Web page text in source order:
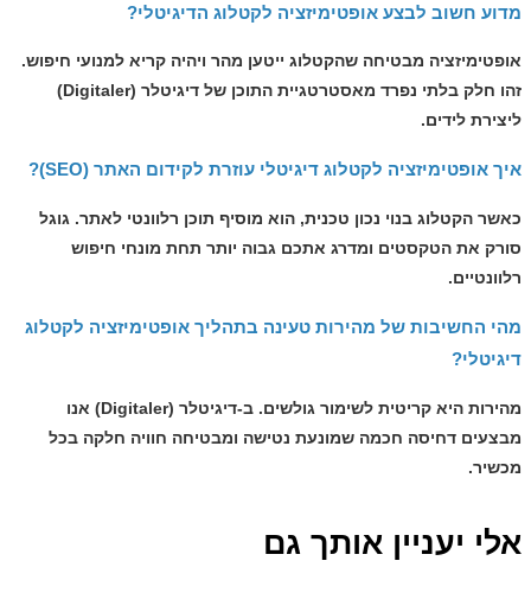
מדוע חשוב לבצע אופטימיזציה לקטלוג הדיגיטלי?
אופטימיזציה מבטיחה שהקטלוג ייטען מהר ויהיה קריא למנועי חיפוש.
זהו חלק בלתי נפרד מאסטרטגיית התוכן של דיגיטלר (Digitaler)
ליצירת לידים.
איך אופטימיזציה לקטלוג דיגיטלי עוזרת לקידום האתר (SEO)?
כאשר הקטלוג בנוי נכון טכנית, הוא מוסיף תוכן רלוונטי לאתר. גוגל
סורק את הטקסטים ומדרג אתכם גבוה יותר תחת מונחי חיפוש
רלוונטיים.
מהי החשיבות של מהירות טעינה בתהליך אופטימיזציה לקטלוג
דיגיטלי?
מהירות היא קריטית לשימור גולשים. ב-דיגיטלר (Digitaler)
אנו
מבצעים דחיסה חכמה שמונעת נטישה ומבטיחה חוויה חלקה בכל
מכשיר.
אלי יעניין אותך גם